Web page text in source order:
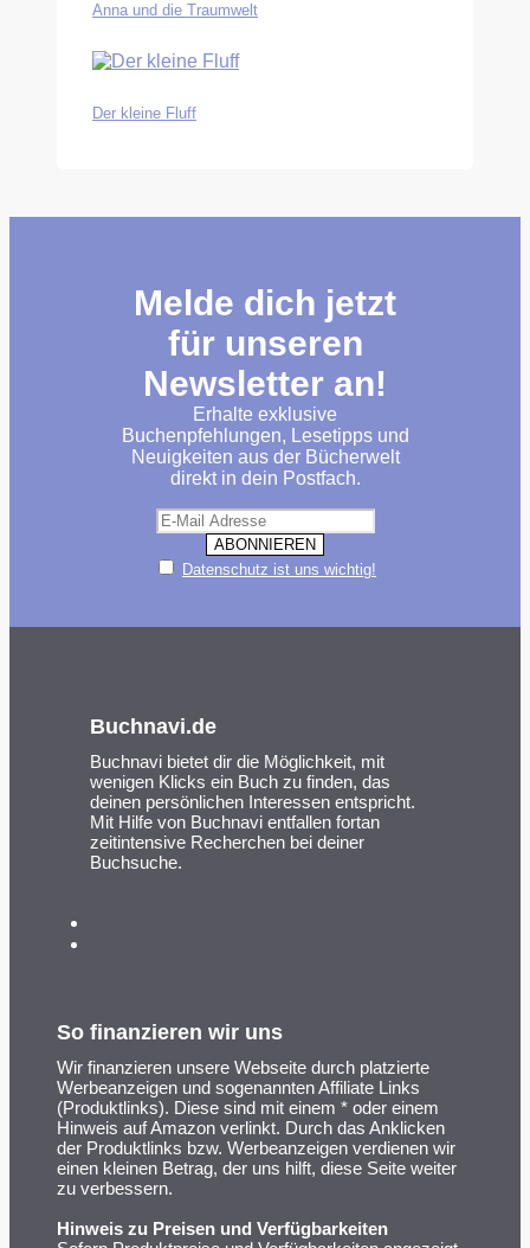
Anna und die Traumwelt
Der kleine Fluff
Melde dich jetzt
für unseren
Newsletter an!
Erhalte exklusive
Buchenpfehlungen, Lesetipps und
Neuigkeiten aus der Bücherwelt
direkt in dein Postfach.
Datenschutz ist uns wichtig!
Buchnavi.de
Buchnavi bietet dir die Möglichkeit, mit
wenigen Klicks ein Buch zu finden, das
deinen persönlichen Interessen entspricht.
Mit Hilfe von Buchnavi entfallen fortan
zeitintensive Recherchen bei deiner
Buchsuche.
So finanzieren wir uns
Wir finanzieren unsere Webseite durch platzierte
Werbeanzeigen und sogenannten Affiliate Links
(Produktlinks). Diese sind mit einem * oder einem
Hinweis auf Amazon verlinkt. Durch das Anklicken
der Produktlinks bzw. Werbeanzeigen verdienen wir
einen kleinen Betrag, der uns hilft, diese Seite weiter
zu verbessern.
Hinweis zu Preisen und Verfügbarkeiten